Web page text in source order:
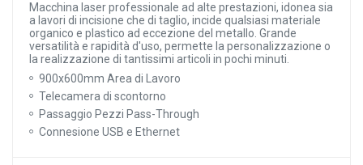
Macchina laser professionale ad alte prestazioni, idonea sia
a lavori di incisione che di taglio, incide qualsiasi materiale
organico e plastico ad eccezione del metallo. Grande
versatilità e rapidità d'uso, permette la personalizzazione o
la realizzazione di tantissimi articoli in pochi minuti.
900x600mm Area di Lavoro
Telecamera di scontorno
Passaggio Pezzi Pass-Through
Connesione USB e Ethernet